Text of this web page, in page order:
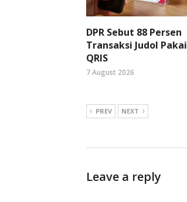
DPR Sebut 88 Persen
Transaksi Judol Pakai
QRIS
7 August 2026
PREV NEXT
Leave a reply